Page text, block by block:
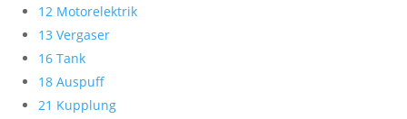
12 Motorelektrik
13 Vergaser
16 Tank
18 Auspuff
21 Kupplung